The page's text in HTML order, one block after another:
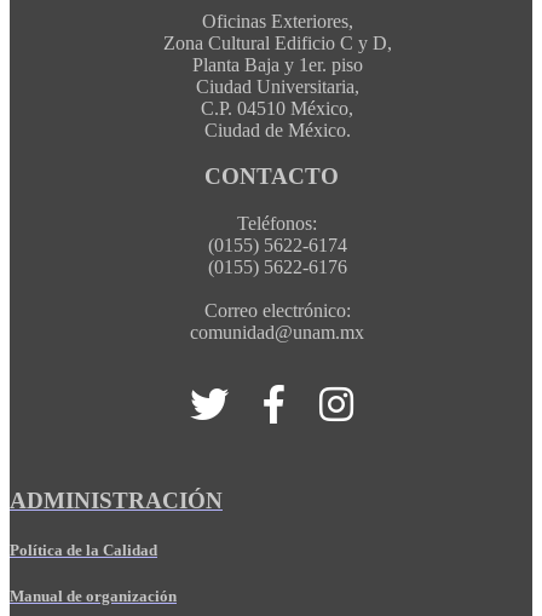
Oficinas Exteriores,
Zona Cultural Edificio C y D,
Planta Baja y 1er. piso
Ciudad Universitaria,
C.P. 04510 México,
Ciudad de México.
CONTACTO
Teléfonos:
(0155) 5622-6174
(0155) 5622-6176
Correo electrónico:
comunidad@unam.mx
ADMINISTRACIÓN
Política de la Calidad
Manual de organización